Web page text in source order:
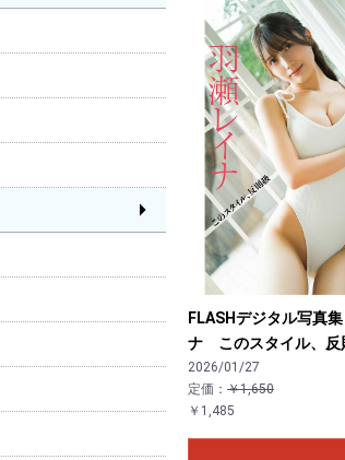
FLASHデジタル写真
ナ このスタイル、反
2026/01/27
定価： ￥1,650
￥1,485